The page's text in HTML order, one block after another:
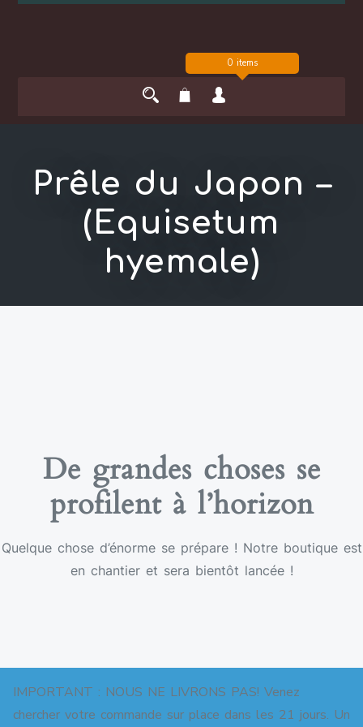
IMPORTANT : NOUS NE LIVRONS PAS! Venez
chercher votre commande sur place dans les 21 jours. Un
0 items
Prêle du Japon –
(Equisetum
hyemale)
De grandes choses se
profilent à l’horizon
Quelque chose d’énorme se prépare ! Notre boutique est
en chantier et sera bientôt lancée !